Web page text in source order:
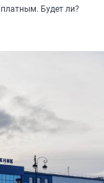
Будет ли?